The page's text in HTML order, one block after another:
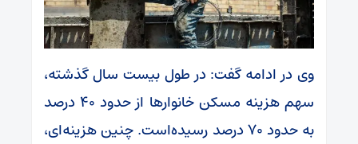
وی در ادامه گفت: در طول بیست سال گذشته،
سهم هزینه مسکن خانوارها از حدود ۴۰ درصد
به حدود ۷۰ درصد رسیده‌است. چنین هزینه‌ای،